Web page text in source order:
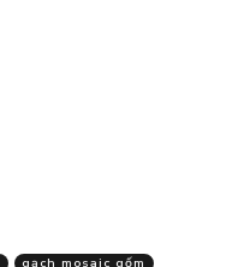
gạch mosaic gốm